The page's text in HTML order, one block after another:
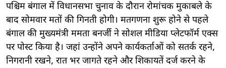
पश्चिम बंगाल में विधानसभा चुनाव के दौरान रोमांचक मुकाबले के
बाद सोमवार मतों की गिनती होगी। मतगणना शुरू होने से पहले
बंगाल की मुख्यमंत्री ममता बनर्जी ने सोशल मीडिया प्लेटफॉर्म एक्स
पर पोस्ट किया है। जहां उन्होंने अपने कार्यकर्ताओं को सतर्क रहने,
निगरानी रखने, रात भर जागते रहने और शिकायतें दर्ज करने के